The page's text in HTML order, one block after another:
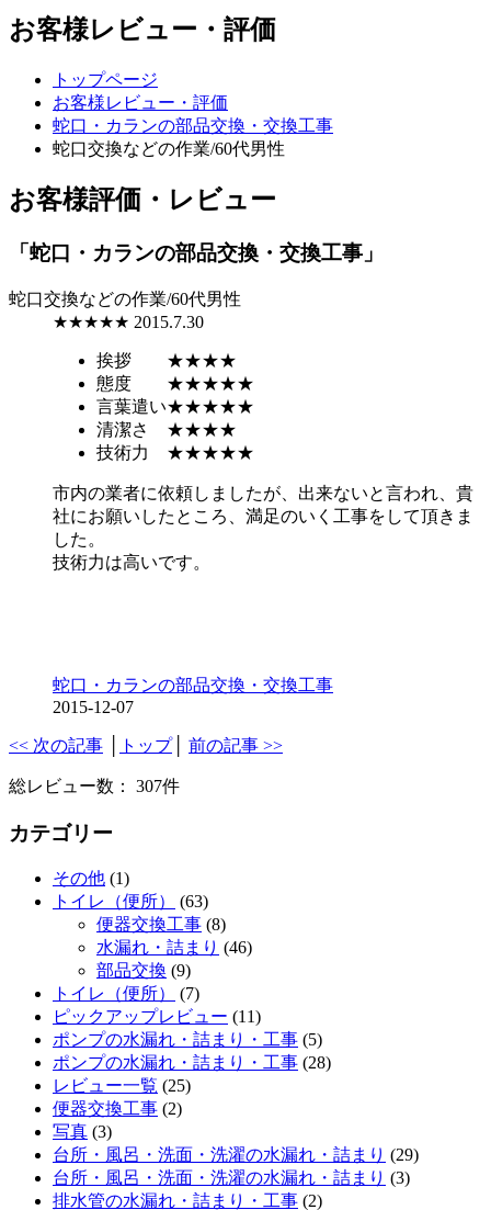
お客様レビュー・評価
トップページ
お客様レビュー・評価
蛇口・カランの部品交換・交換工事
蛇口交換などの作業/60代男性
お客様評価・レビュー
「蛇口・カランの部品交換・交換工事」
蛇口交換などの作業/60代男性
★★★★★ 2015.7.30
挨拶 ★★★★
態度 ★★★★★
言葉遣い★★★★★
清潔さ ★★★★
技術力 ★★★★★
市内の業者に依頼しましたが、出来ないと言われ、貴
社にお願いしたところ、満足のいく工事をして頂きま
した。
技術力は高いです。
蛇口・カランの部品交換・交換工事
2015-12-07
<< 次の記事 トップ│ 前の記事 >>
総レビュー数： 307件
カテゴリー
その他 (1)
トイレ（便所）
(63)
便器交換工事 (8)
水漏れ・詰まり (46)
部品交換 (9)
トイレ（便所）
(7)
ピックアップレビュー (11)
ポンプの水漏れ・詰まり・工事 (5)
ポンプの水漏れ・詰まり・工事 (28)
レビュー一覧 (25)
便器交換工事 (2)
写真 (3)
台所・風呂・洗面・洗濯の水漏れ・詰まり (29)
台所・風呂・洗面・洗濯の水漏れ・詰まり (3)
排水管の水漏れ・詰まり・工事 (2)